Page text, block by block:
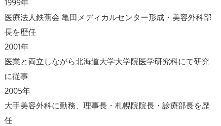
1999年
医療法人鉄蕉会 亀田メディカルセンター形成・美容外科部
長を歴任
2001年
医業と両立しながら北海道大学大学院医学研究科にて研究
に従事
2005年
大手美容外科に勤務、理事長・札幌院院長・診療部長を歴
任